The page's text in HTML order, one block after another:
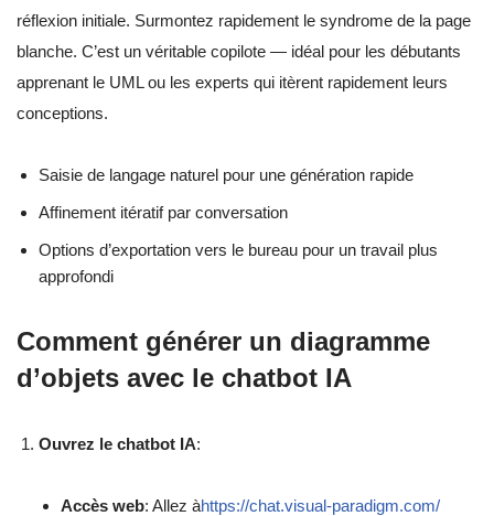
réflexion initiale. Surmontez rapidement le syndrome de la page
blanche. C’est un véritable copilote — idéal pour les débutants
apprenant le UML ou les experts qui itèrent rapidement leurs
conceptions.
Saisie de langage naturel pour une génération rapide
Affinement itératif par conversation
Options d’exportation vers le bureau pour un travail plus
approfondi
Comment générer un diagramme
d’objets avec le chatbot IA
Ouvrez le chatbot IA:
Accès web: Allez àhttps://chat.visual-paradigm.com/